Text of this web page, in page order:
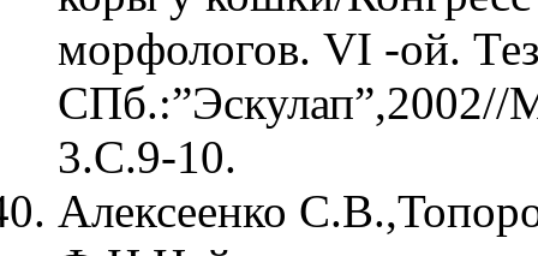
морфологов. VI -ой.
3.С.9-10.
Алексеенко